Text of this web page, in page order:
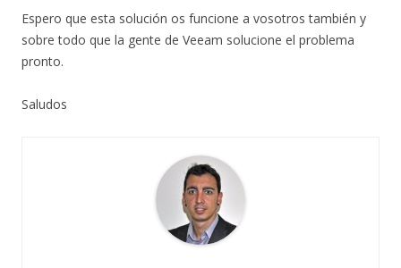
Espero que esta solución os funcione a vosotros también y
sobre todo que la gente de Veeam solucione el problema
pronto.
Saludos